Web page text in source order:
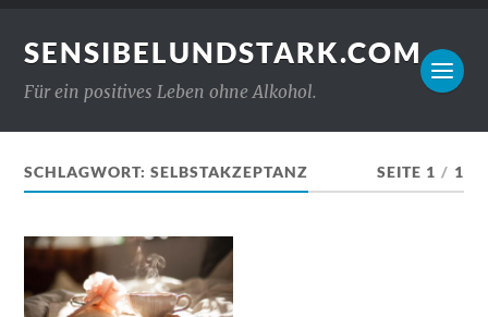
SENSIBELUNDSTARK.COM
Für ein positives Leben ohne Alkohol.
SCHLAGWORT:SELBSTAKZEPTANZ SEITE 1 / 1